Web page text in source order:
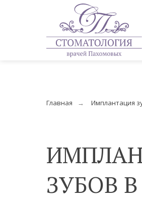
Главная → Имплантация
ЗУБОВ